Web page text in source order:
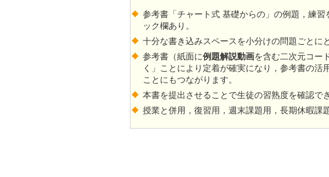
参考書「チャート式 基礎からの」の例題，練
ック欄あり。
十分な書き込みスペースを小分けの問題ごとに
参考書（紙面に例題解説動画を含む二次元コー
く」ことにより定着が確実になり，参考書の
ことにもつながります。
本書を提出させることで生徒の習熟度を確認で
授業と併用，復習用，週末課題用，長期休暇課